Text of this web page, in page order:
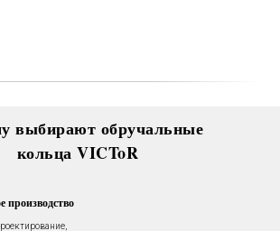
производство
выбирают обручальные
кольца VICToR